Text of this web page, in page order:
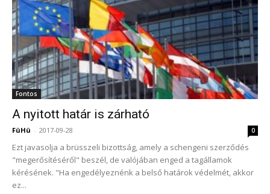
Fontos
A nyitott határ is zárható
FüHü - 2017-09-28 0
Ezt javasolja a brüsszeli bizottság, amely a schengeni szerződés
"megerősítéséről" beszél, de valójában enged a tagállamok
kérésének. "Ha engedélyeznénk a belső határok védelmét, akkor
ez...